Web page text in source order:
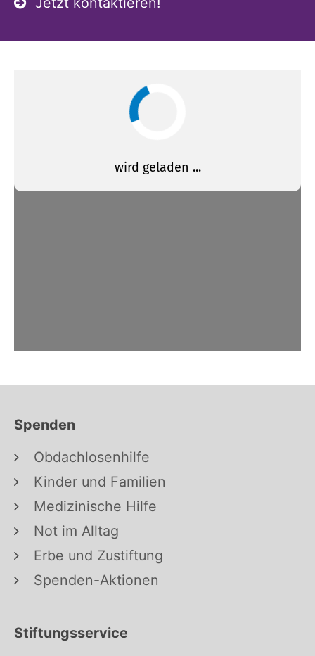
Spenden
Obdachlosenhilfe
Kinder und Familien
Medizinische Hilfe
Not im Alltag
Erbe und Zustiftung
Spenden-Aktionen
Stiftungsservice